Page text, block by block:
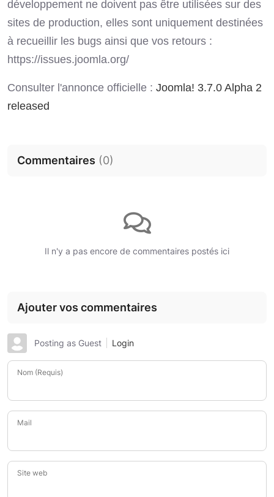
développement ne doivent pas être utilisées sur des
sites de production, elles sont uniquement destinées
à recueillir les bugs ainsi que vos retours :
https://issues.joomla.org/
Consulter l'annonce officielle : Joomla! 3.7.0 Alpha 2
released
Commentaires (0)
Il n'y a pas encore de commentaires postés ici
Ajouter vos commentaires
Posting as Guest Login
Nom (Requis)
Mail
Site web